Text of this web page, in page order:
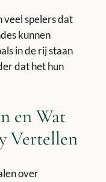
veel spelers dat
kunnen
in de rij staan
dat het hun
en Wat
Vertellen
over